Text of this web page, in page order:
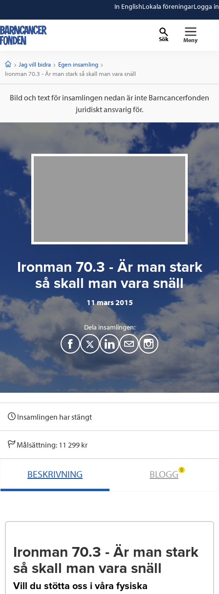
In EnglishLokala föreningarLogga in
Sök Meny
StartJag vill bidra
Egen insamling
Current:
Ironman 70.3 - Är man stark så skall man vara snäll
Bild och text för insamlingen nedan är inte Barncancerfonden
juridiskt ansvarig för.
Ironman 70.3 - Är man stark
så skall man vara snäll
11 mars 2015
Dela insamlingen:
F
e
b
o
o
k
T
t
r
L
i
k
I
M
a
i
l
Insamlingen har stängt
Målsättning: 11 299 kr
BESKRIVNING BLOGG 0
Ironman 70.3 - Är man stark
så skall man vara snäll
Vill du stötta oss i våra fysiska